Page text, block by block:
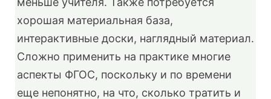
хорошая материальная база,
интерактивные доски, наглядный материал.
Сложно применить на практике многие
аспекты ФГОС, поскольку и по времени
еще непонятно, на что, сколько тратить и